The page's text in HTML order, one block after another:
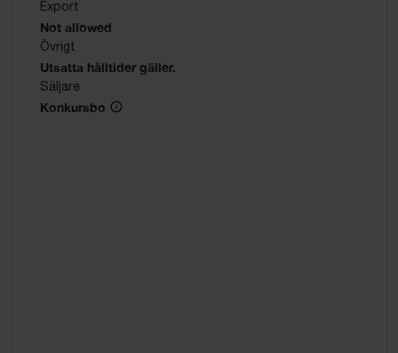
Export
Not allowed
Övrigt
Utsatta hålltider gäller.
Säljare
Konkursbo